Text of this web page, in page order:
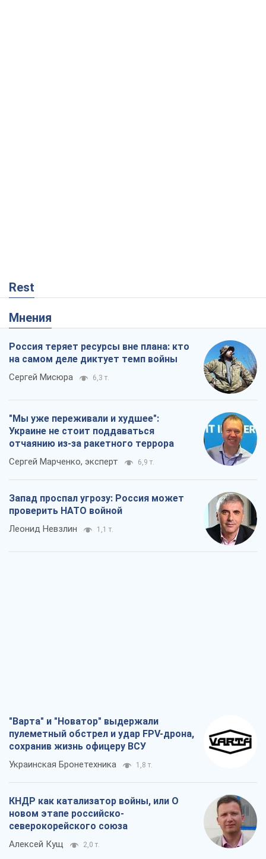
Rest
Мнения
Россия теряет ресурсы вне плана: кто
на самом деле диктует темп войны
Сергей Мисюра 6,3 т.
"Мы уже переживали и худшее":
Украине не стоит поддаваться
отчаянию из-за ракетного террора
Сергей Марченко, эксперт 6,9 т.
Запад проспал угрозу: Россия может
проверить НАТО войной
Леонид Невзлин 1,1 т.
"Варта" и "Новатор" выдержали
пулеметный обстрел и удар FPV-дрона,
сохранив жизнь офицеру ВСУ
Украинская Бронетехника 1,8 т.
КНДР как катализатор войны, или О
новом этапе российско-
северокорейского союза
Алексей Кущ 2,0 т.